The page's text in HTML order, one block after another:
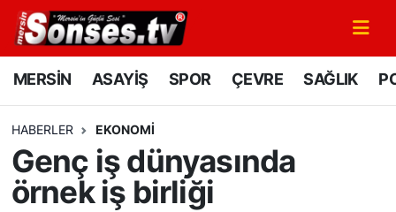
MERSİN ASAYİŞ SPOR ÇEVRE SAĞLIK
HABERLER EKONOMİ
Genç iş dünyasında
örnek iş birliği
MERSİN
SPOR
GÜNÜN MANŞETİ
Mersin Nöbetçi Eczaneler
Mersin Namaz Vakitleri
Mersin Trafik Yoğunluk Haritası